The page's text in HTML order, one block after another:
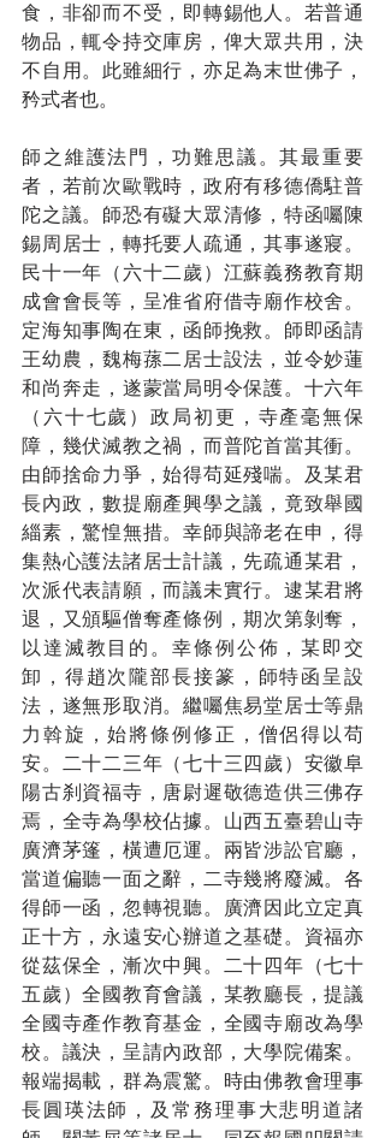
食，非卻而不受，即轉錫他人。若普通
物品，輒令持交庫房，俾大眾共用，決
不自用。此雖細行，亦足為末世佛子，
矜式者也。
師之維護法門，功難思議。其最重要
者，若前次歐戰時，政府有移德僑駐普
陀之議。師恐有礙大眾清修，特函囑陳
錫周居士，轉托要人疏通，其事遂寢。
民十一年（六十二歲）江蘇義務教育期
成會會長等，呈准省府借寺廟作校舍。
定海知事陶在東，函師挽救。師即函請
王幼農，魏梅蓀二居士設法，並令妙蓮
和尚奔走，遂蒙當局明令保護。十六年
（六十七歲）政局初更，寺產毫無保
障，幾伏滅教之禍，而普陀首當其衝。
由師捨命力爭，始得苟延殘喘。及某君
長內政，數提廟產興學之議，竟致舉國
緇素，驚惶無措。幸師與諦老在申，得
集熱心護法諸居士計議，先疏通某君，
次派代表請願，而議未實行。逮某君將
退，又頒驅僧奪產條例，期次第剝奪，
以達滅教目的。幸條例公佈，某即交
卸，得趙次隴部長接篆，師特函呈設
法，遂無形取消。繼囑焦易堂居士等鼎
力斡旋，始將條例修正，僧侶得以苟
安。二十二三年（七十三四歲）安徽阜
陽古刹資福寺，唐尉遲敬德造供三佛存
焉，全寺為學校佔據。山西五臺碧山寺
廣濟茅篷，橫遭厄運。兩皆涉訟官廳，
當道偏聽一面之辭，二寺幾將廢滅。各
得師一函，忽轉視聽。廣濟因此立定真
正十方，永遠安心辦道之基礎。資福亦
從茲保全，漸次中興。二十四年（七十
五歲）全國教育會議，某教廳長，提議
全國寺產作教育基金，全國寺廟改為學
校。議決，呈請內政部，大學院備案。
報端揭載，群為震驚。時由佛教會理事
長圓瑛法師，及常務理事大悲明道諸